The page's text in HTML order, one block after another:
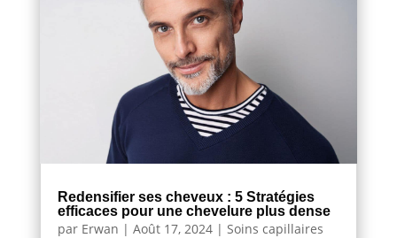
Redensifier ses cheveux : 5 Stratégies
efficaces pour une chevelure plus dense
par Erwan | Août 17, 2024| Soins capillaires